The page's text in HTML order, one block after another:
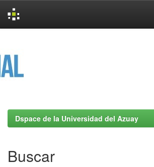
Dspace de la Universidad del Azuay
Buscar